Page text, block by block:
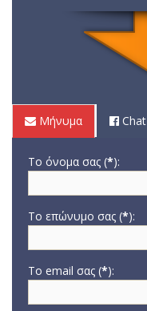
Μήνυμα Chat
Το όνομα σας (*):
Το επώνυμο σας (*):
Το email σας (*):